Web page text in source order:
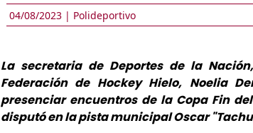
04/08/2023 | Polideportivo
La secretaria de Deportes de la
Federación de Hockey Hielo, Noelia
presenciar encuentros de la Copa Fin
disputó en la pista municipal Oscar